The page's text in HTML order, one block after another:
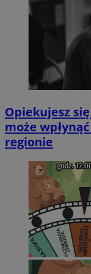
Opiekujesz
może
regionie